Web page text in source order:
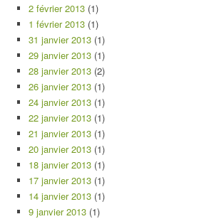
2 février 2013 (1)
1 février 2013 (1)
31 janvier 2013 (1)
29 janvier 2013 (1)
28 janvier 2013 (2)
26 janvier 2013 (1)
24 janvier 2013 (1)
22 janvier 2013 (1)
21 janvier 2013 (1)
20 janvier 2013 (1)
18 janvier 2013 (1)
17 janvier 2013 (1)
14 janvier 2013 (1)
9 janvier 2013 (1)